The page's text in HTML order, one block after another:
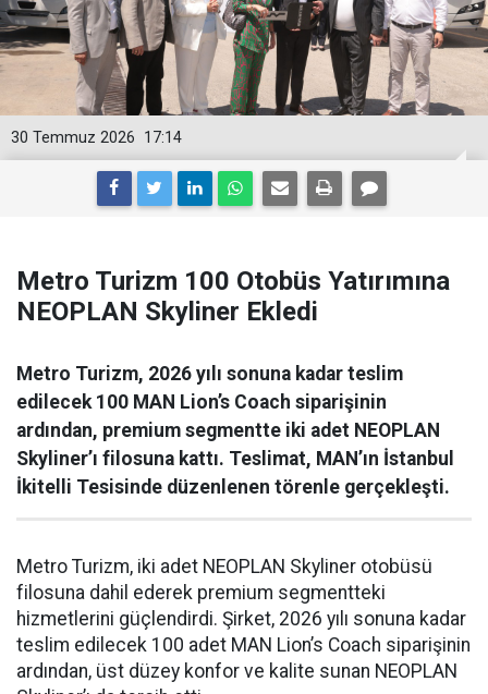
17:14
30 Temmuz 2026
Metro Turizm 100 Otobüs Yatırımına
NEOPLAN Skyliner Ekledi
Metro Turizm, 2026 yılı sonuna kadar teslim
edilecek 100 MAN Lion’s Coach siparişinin
ardından, premium segmentte iki adet NEOPLAN
Skyliner’ı filosuna kattı. Teslimat, MAN’ın İstanbul
İkitelli Tesisinde düzenlenen törenle gerçekleşti.
Metro Turizm, iki adet NEOPLAN Skyliner otobüsü
filosuna dahil ederek premium segmentteki
hizmetlerini güçlendirdi. Şirket, 2026 yılı sonuna kadar
teslim edilecek 100 adet MAN Lion’s Coach siparişinin
ardından, üst düzey konfor ve kalite sunan NEOPLAN